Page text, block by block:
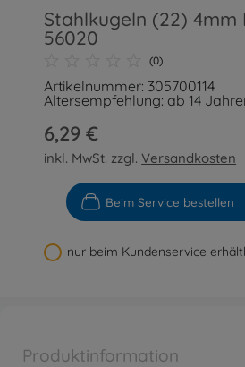
Stahlkugeln (22) 4mm
56020
(0)
Artikelnummer: 305700114
Altersempfehlung: ab 14
6,29 €
inkl. MwSt. zzgl.Versandkosten
Beim Service bestellen
nur beim Kundenservice
Produktinformation